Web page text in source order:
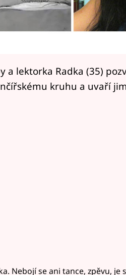
a lektorka Radka (35)
kruhu a uvaří
Nebojí se ani tance, zpěvu, je